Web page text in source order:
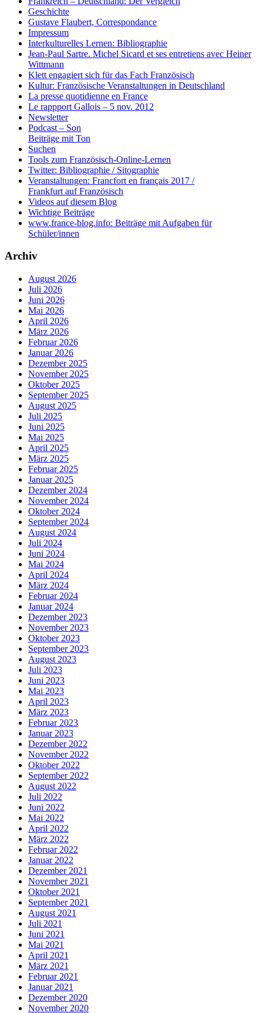
Geschichte
Gustave Flaubert, Correspondance
Impressum
Interkulturelles Lernen: Bibliographie
Jean-Paul Sartre. Michel Sicard et ses entretiens avec Heiner
Wittmann
Klett engagiert sich für das Fach Französisch
Kultur: Französische Veranstaltungen in Deutschland
La presse quotidienne en France
Le rappport Gallois – 5 nov. 2012
Newsletter
Podcast – Son
Beiträge mit Ton
Suchen
Tools zum Französisch-Online-Lernen
Twitter: Bibliographie / Sitographie
Veranstaltungen: Francfort en français 2017 /
Frankfurt auf Französisch
Videos auf diesem Blog
Wichtige Beiträge
www.france-blog.info: Beiträge mit Aufgaben für
Schüler/innen
Archiv
August 2026
Juli 2026
Juni 2026
Mai 2026
April 2026
März 2026
Februar 2026
Januar 2026
Dezember 2025
November 2025
Oktober 2025
September 2025
August 2025
Juli 2025
Juni 2025
Mai 2025
April 2025
März 2025
Februar 2025
Januar 2025
Dezember 2024
November 2024
Oktober 2024
September 2024
August 2024
Juli 2024
Juni 2024
Mai 2024
April 2024
März 2024
Februar 2024
Januar 2024
Dezember 2023
November 2023
Oktober 2023
September 2023
August 2023
Juli 2023
Juni 2023
Mai 2023
April 2023
März 2023
Februar 2023
Januar 2023
Dezember 2022
November 2022
Oktober 2022
September 2022
August 2022
Juli 2022
Juni 2022
Mai 2022
April 2022
März 2022
Februar 2022
Januar 2022
Dezember 2021
November 2021
Oktober 2021
September 2021
August 2021
Juli 2021
Juni 2021
Mai 2021
April 2021
März 2021
Februar 2021
Januar 2021
Dezember 2020
November 2020